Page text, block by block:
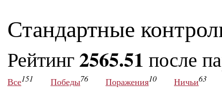
Стандартные
Рейтинг2565.51 после
Все151 Победы76 Поражения10 Ничьи63